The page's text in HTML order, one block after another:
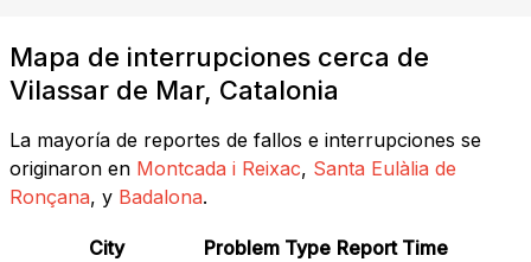
Mapa de interrupciones cerca de
Vilassar de Mar, Catalonia
La mayoría de reportes de fallos e interrupciones se
originaron en Montcada i Reixac, Santa Eulàlia de
Ronçana, y Badalona.
City Problem Type Report Time